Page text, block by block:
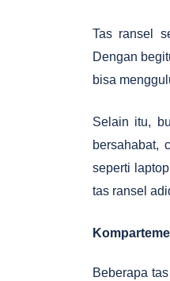
Tas ransel
Dengan
bisa
Selain itu,
bersahabat,
seperti
tas ransel
Beberapa